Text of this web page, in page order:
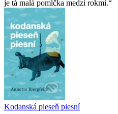
je tá malá pomlčka medzi rokmi.
Kodanská pieseň piesní